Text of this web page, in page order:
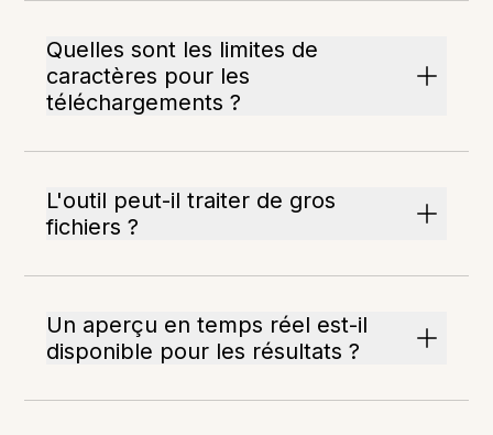
Quelles sont les limites de
caractères pour les
téléchargements ?
L'outil peut-il traiter de gros
fichiers ?
Un aperçu en temps réel est-il
disponible pour les résultats ?